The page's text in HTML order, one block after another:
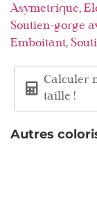
Asymetrique,
Soutien-gorge
Emboitant,
Calculer
taille !
Autres